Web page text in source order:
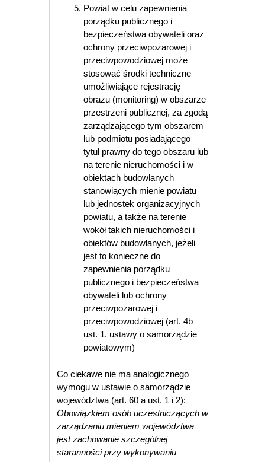
Powiat w celu zapewnienia
porządku publicznego i
bezpieczeństwa obywateli oraz
ochrony przeciwpożarowej i
przeciwpowodziowej może
stosować środki techniczne
umożliwiające rejestrację
obrazu (monitoring) w obszarze
przestrzeni publicznej, za zgodą
zarządzającego tym obszarem
lub podmiotu posiadającego
tytuł prawny do tego obszaru lub
na terenie nieruchomości i w
obiektach budowlanych
stanowiących mienie powiatu
lub jednostek organizacyjnych
powiatu, a także na terenie
wokół takich nieruchomości i
obiektów budowlanych, jeżeli
jest to konieczne do
zapewnienia porządku
publicznego i bezpieczeństwa
obywateli lub ochrony
przeciwpożarowej i
przeciwpowodziowej (art. 4b
ust. 1. ustawy o samorządzie
powiatowym)
Co ciekawe nie ma analogicznego
wymogu w ustawie o samorządzie
województwa (art. 60 a ust. 1 i 2):
Obowiązkiem osób uczestniczących w
zarządzaniu mieniem województwa
jest zachowanie szczególnej
staranności przy wykonywaniu